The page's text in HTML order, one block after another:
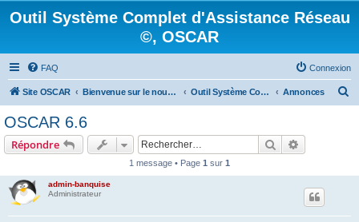
Outil Système Complet d'Assistance Réseau
©, OSCAR
FAQ Connexion
Site OSCAR Bienvenue sur le nouveau forum OSCAR Outil Système Complet d'Assistance Réseau ©, OSCAR Annonces
OSCAR 6.6
Répondre Rechercher
1 message • Page 1 sur 1
admin-banquise
Administrateur